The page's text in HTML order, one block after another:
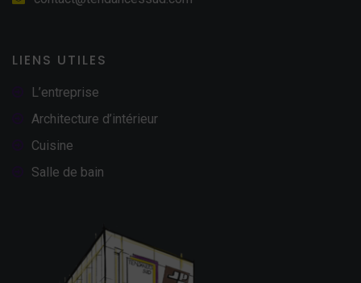
LIENS UTILES
L’entreprise
Architecture d’intérieur
Cuisine
Salle de bain